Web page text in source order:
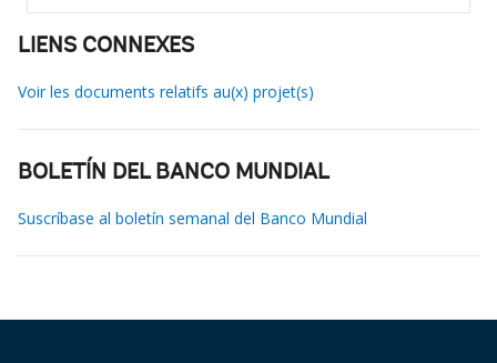
LIENS CONNEXES
Voir les documents relatifs au(x) projet(s)
BOLETÍN DEL BANCO MUNDIAL
Suscríbase al boletín semanal del Banco Mundial